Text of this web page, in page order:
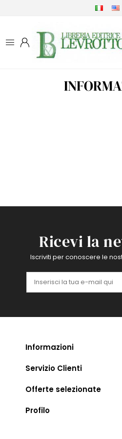
Ricevi la
Iscriviti per conoscere le
Informazioni
Servizio Clienti
Offerte selezionate
Profilo